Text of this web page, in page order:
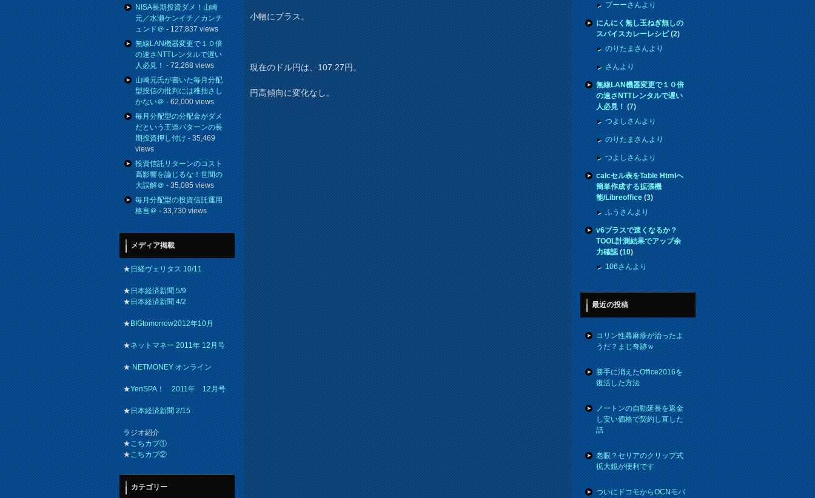
小幅にプラス。
現在のドル円は、107.27円。
円高傾向に変化なし。
NISA長期投資ダメ！山崎
元／水瀬ケンイチ／カンチ
ュンド＠- 127,837 views
無線LAN機器変更で１０倍
の速さNTTレンタルで遅い
人必見！- 72,268 views
山崎元氏が書いた毎月分配
型投信の批判には稚拙さし
かない＠- 62,000 views
毎月分配型の分配金がダメ
だという王道パターンの長
期投資押し付け- 35,469
views
投資信託リターンのコスト
高影響を論じるな！世間の
大誤解＠- 35,085 views
毎月分配型の投資信託運用
格言＠- 33,730 views
メディア掲載
★日経ヴェリタス 10/11
★日本経済新聞 5/9
★日本経済新聞 4/2
★BIGtomorrow2012年10月
★ネットマネー 2011年 12月号
★NETMONEY オンライン
★YenSPA！ 2011年 12月号
★日本経済新聞 2/15
ラジオ紹介
★こちカブ①
★こちカブ②
カテゴリー
プーーさんより
にんにく無し玉ねぎ無しの
スパイスカレーレシピ(2)
のりたまさんより
さんより
無線LAN機器変更で１０倍
の速さNTTレンタルで遅い
人必見！(7)
つよしさんより
のりたまさんより
つよしさんより
calcセル表をTable Htmlへ
簡単作成する拡張機
能/Libreoffice(3)
ふうさんより
v6プラスで速くなるか？
TOOL計測結果でアップ余
力確認(10)
106さんより
最近の投稿
コリン性蕁麻疹が治ったよ
うだ？まじ奇跡ｗ
勝手に消えたOffice2016を
復活した方法
ノートンの自動延長を返金
し安い価格で契約し直した
話
老眼？セリアのクリップ式
拡大鏡が便利です
ついにドコモからOCNモバ